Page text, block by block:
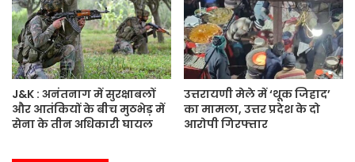
J&K : अनंतनाग में सुरक्षाबलों
और आतंकियों के बीच मुठभेड़ में
सेना के तीन अधिकारी घायल
उत्तरायणी मेले में ‘थूक जिहाद’
का मामला, उत्तर प्रदेश के दो
आरोपी गिरफ्तार